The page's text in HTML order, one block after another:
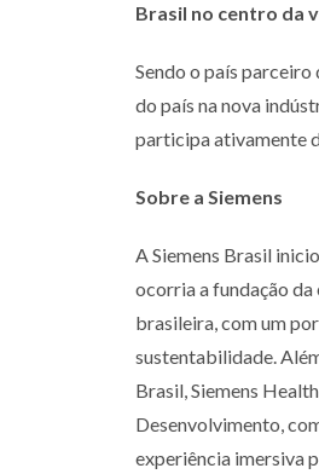
Brasil no centro da
Sendo o país
do país na nova
participa ativamente
Sobre a Siemens
A Siemens Brasil
ocorria a fundação da
brasileira, com um
sustentabilidade.
Brasil, Siemens
Desenvolvimento,
experiência imersiva